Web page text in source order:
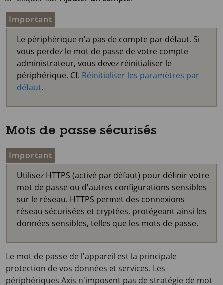
Important
Le périphérique n'a pas de compte par défaut. Si
vous perdez le mot de passe de votre compte
administrateur, vous devez réinitialiser le
périphérique. Cf. Réinitialiser les paramètres par
défaut.
Mots de passe sécurisés
Important
Utilisez HTTPS (activé par défaut) pour définir votre
mot de passe ou d'autres configurations sensibles
sur le réseau. HTTPS permet des connexions
réseau sécurisées et cryptées, protégeant ainsi les
données sensibles, telles que les mots de passe.
Le mot de passe de l'appareil est la principale
protection de vos données et services. Les
périphériques Axis n'imposent pas de stratégie de mot